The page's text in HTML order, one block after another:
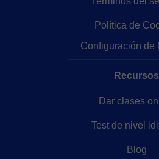
Política de
Configuración de
Recursos
Dar clases
Test de nivel
Blog